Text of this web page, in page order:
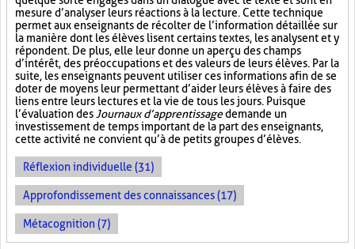
mesure d’analyser leurs réactions à la lecture. Cette technique
permet aux enseignants de récolter de l’information détaillée sur
la manière dont les élèves lisent certains textes, les analysent et y
répondent. De plus, elle leur donne un aperçu des champs
d’intérêt, des préoccupations et des valeurs de leurs élèves. Par la
suite, les enseignants peuvent utiliser ces informations afin de se
doter de moyens leur permettant d’aider leurs élèves à faire des
liens entre leurs lectures et la vie de tous les jours. Puisque
l’évaluation des Journaux d’apprentissagedemande un
investissement de temps important de la part des enseignants,
cette activité ne convient qu’à de petits groupes d’élèves.
Réflexion individuelle (31)
Approfondissement des connaissances (17)
Métacognition (7)